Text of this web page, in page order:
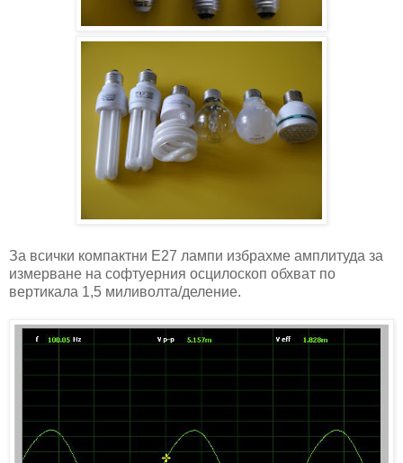
За всички компактни E27 лампи избрахме амплитуда за
измерване на софтуерния осцилоскоп обхват по
вертикала 1,5 миливолта/деление.